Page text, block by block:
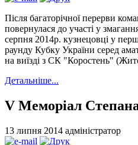
Після багаторічної перерви
повернулася до участі у
серпня 2014р. кузнецовці у
раунду Кубку України серед
на виїзді з СК "Коростень"
Детальніше...
V Меморіал
13 липня 2014 адміністратор